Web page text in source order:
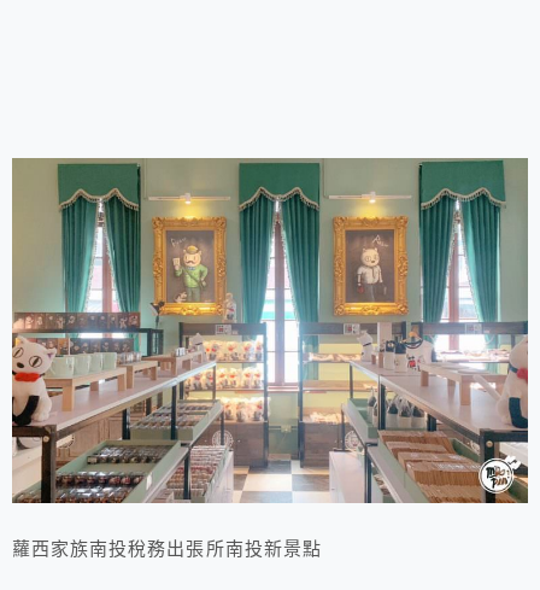
蘿西家族南投稅務出張所南投新景點